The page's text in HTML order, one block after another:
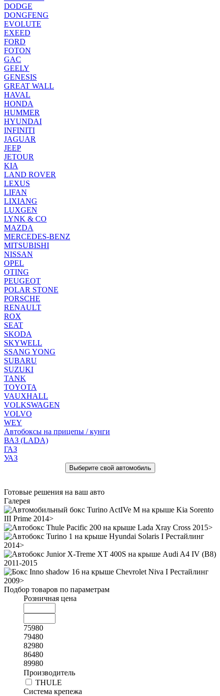
DODGE
DONGFENG
EVOLUTE
EXEED
FORD
FOTON
GAC
GEELY
GENESIS
GREAT WALL
HAVAL
HONDA
HUMMER
HYUNDAI
INFINITI
JAGUAR
JEEP
JETOUR
KIA
LAND ROVER
LEXUS
LIFAN
LIXIANG
LUXGEN
LYNK & CO
MAZDA
MERCEDES-BENZ
MITSUBISHI
NISSAN
OPEL
OTING
PEUGEOT
POLAR STONE
PORSCHE
RENAULT
ROX
SEAT
SKODA
SKYWELL
SSANG YONG
SUBARU
SUZUKI
TANK
TOYOTA
VAUXHALL
VOLKSWAGEN
VOLVO
WEY
Автобоксы на прицепы / кунги
ВАЗ (LADA)
ГАЗ
УАЗ
Готовые решения на ваш авто
Галерея
Подбор товаров по параметрам
Розничная цена
75980
79480
82980
86480
89980
Производитель
THULE
Система крепежа